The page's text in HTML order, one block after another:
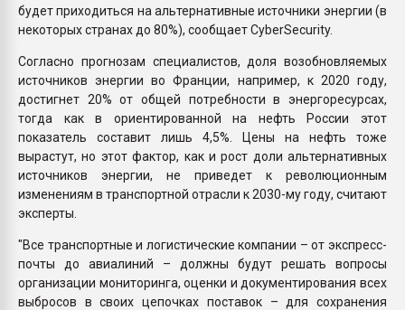
будет приходиться на альтернативные источники энергии (в
некоторых странах до 80%), сообщает CyberSecurity.
Согласно прогнозам специалистов, доля возобновляемых
источников энергии во Франции, например, к 2020 году,
достигнет 20% от общей потребности в энергоресурсах,
тогда как в ориентированной на нефть России этот
показатель составит лишь 4,5%. Цены на нефть тоже
вырастут, но этот фактор, как и рост доли альтернативных
источников энергии, не приведет к революционным
изменениям в транспортной отрасли к 2030-му году, считают
эксперты.
"Все транспортные и логистические компании – от экспресс-
почты до авиалиний – должны будут решать вопросы
организации мониторинга, оценки и документирования всех
выбросов в своих цепочках поставок – для сохранения